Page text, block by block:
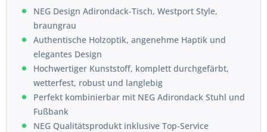
NEG Design Adirondack-Tisch, Westport Style,
braungrau
Authentische Holzoptik, angenehme Haptik und
elegantes Design
Hochwertiger Kunststoff, komplett durchgefärbt,
wetterfest, robust und langlebig
Perfekt kombinierbar mit NEG Adirondack Stuhl und
Fußbank
NEG Qualitätsprodukt inklusive Top-Service